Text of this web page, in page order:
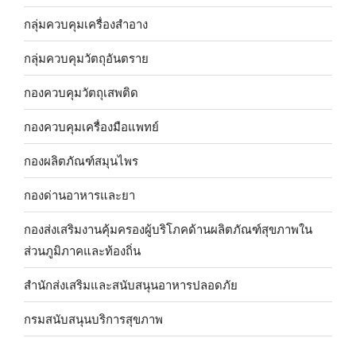
กลุ่มควบคุมเครื่องสำอาง
กลุ่มควบคุมวัตถุอันตราย
กองควบคุมวัตถุเสพติด
กองควบคุมเครื่องมือแพทย์
กองผลิตภัณฑ์สมุนไพร
กองด่านอาหารและยา
กองส่งเสริมงานคุ้มครองผู้บริโภคด้านผลิตภัณฑ์สุขภาพใน
ส่วนภูมิภาคและท้องถิ่น
สำนักส่งเสริมและสนับสนุนอาหารปลอดภัย
กรมสนับสนุนบริการสุขภาพ